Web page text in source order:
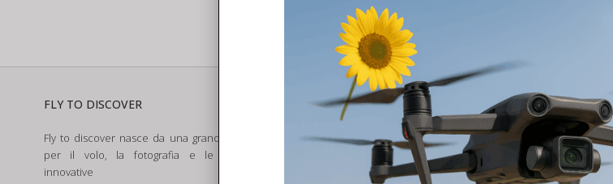
Dji Spark Motor – Dji Spark Motore – Ricambi Dji
FLY TO DISCOVER
Fly to discover nasce da una grande passione
per il volo, la fotografia e le tecnologie
innovative
SERVIZI
Assistenza e Ritiro
Siamo presenti su MEPA
Mepa – Acquisti in Rete PA
Il Mercato Elettr...